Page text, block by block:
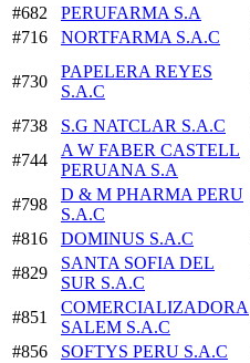
#682
PERUFARMA S.A
#716
NORTFARMA S.A.C
#730
PAPELERA REYES
S.A.C
#738 S.G NATCLAR S.A.C
#744
A W FABER CASTELL
PERUANA S.A
#798
D & M PHARMA PERU
S.A.C
#816
DOMINUS S.A.C
#829
SANTA SOFIA DEL
SUR S.A.C
#851
COMERCIALIZADORA
SALEM S.A.C
#856
SOFTYS PERU S.A.C